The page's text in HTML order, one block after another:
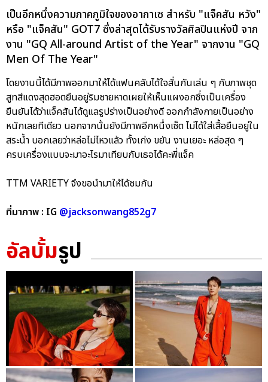
เป็นอีกหนึ่งความภาคภูมิใจของอากาเซ สำหรับ "แจ็คสัน หวัง"
หรือ "แจ็คสัน" GOT7 ซึ่งล่าสุดได้รับรางวัลศิลปินแห่งปี จาก
งาน "GQ All-around Artist of the Year" จากงาน "GQ
Men Of The Year"
โดยงานนี้ได้มีภาพออกมาให้ได้แฟนคลับได้ใจสั่นกันเล่น ๆ กับภาพชุด
สูทสีแดงสุดฮอตยืนอยู่ริมชายหาดเผยให้เห็นแผงอกซึ่งเป็นเครื่อง
ยืนยันได้ว่าแจ็คสันได้ดูแลรูปร่างเป็นอย่างดี ออกกำลังกายเป็นอย่าง
หนักเลยทีเดียว นอกจากนั้นยังมีภาพอีกหนึ่งเซ็ต ไม่ได้ใส่เสื้อยืนอยู่ใน
สระน้ำ บอกเลยว่าหล่อไม่ไหวแล้ว ทั้งเก่ง ขยัน งานเยอะ หล่อสุด ๆ
ครบเครื่องแบบจะมาอะไรมาเทียบกับเธอได้คะพี่แจ็ค
TTM VARIETY จึงขอนำมาให้ได้ชมกัน
ที่มาภาพ : IG @jacksonwang852g7
อัลบั้มรูป